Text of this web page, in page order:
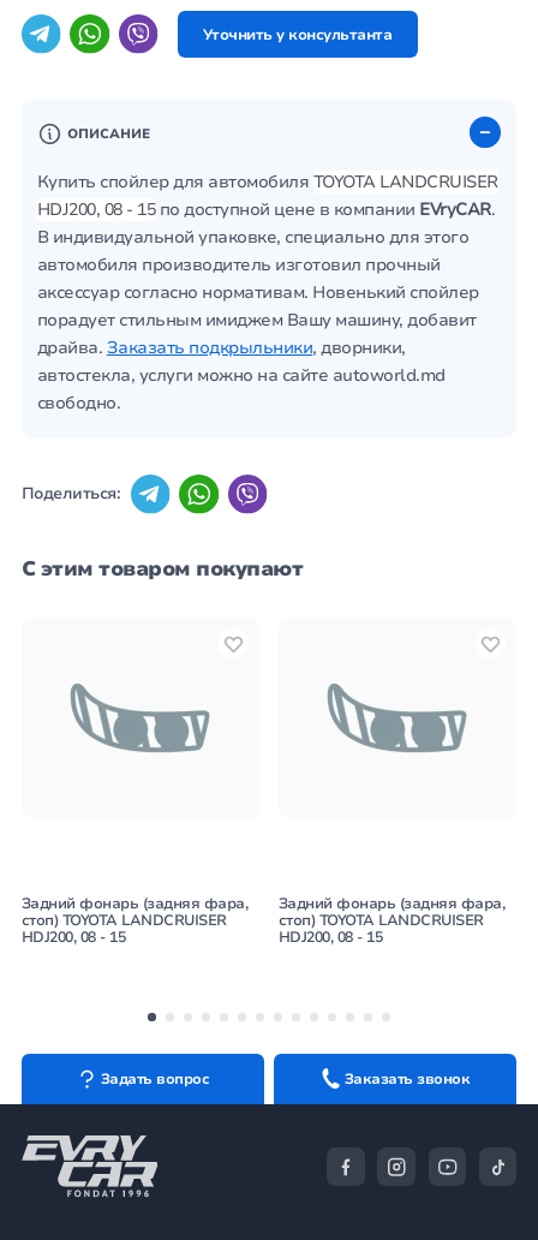
Уточнить у консультанта
ОПИСАНИЕ
Купить спойлер для автомобиля TOYOTA LANDCRUISER
HDJ200, 08 - 15по доступной цене в компании EVryCAR.
В индивидуальной упаковке, специально для этого
автомобиля производитель изготовил прочный
аксессуар согласно нормативам. Новенький спойлер
порадует стильным имиджем Вашу машину, добавит
драйва. Заказать подкрыльники, дворники,
автостекла, услуги можно на сайте autoworld.md
свободно.
Поделиться:
С этим товаром покупают
Задний фонарь (задняя фара,
стоп) TOYOTA LANDCRUISER
HDJ200, 08 - 15
Задний фонарь (задняя фара,
стоп) TOYOTA LANDCRUISER
HDJ200, 08 - 15
Задать вопрос Заказать звонок